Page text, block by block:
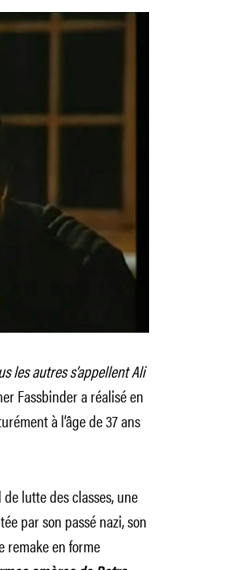
les autres s’appellent Ali
Fassbinder a réalisé en
à l’âge de 37 ans
lutte des classes, une
par son passé nazi, son
en forme